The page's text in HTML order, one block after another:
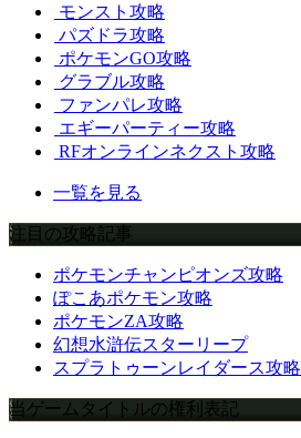
モンスト攻略
パズドラ攻略
ポケモンGO攻略
グラブル攻略
ファンパレ攻略
エギーパーティー攻略
RFオンラインネクスト攻略
一覧を見る
注目の攻略記事
ポケモンチャンピオンズ攻略
ぽこあポケモン攻略
ポケモンZA攻略
幻想水滸伝スターリープ
スプラトゥーンレイダース攻略
当ゲームタイトルの権利表記